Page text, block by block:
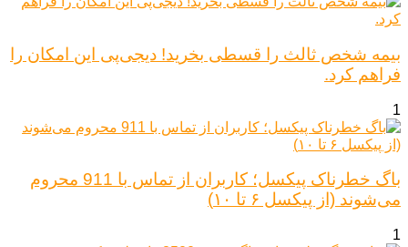
بیمه شخص ثالث را قسطی بخرید! دیجی‌پی این امکان را
فراهم کرد.
1
باگ خطرناک پیکسل؛ کاربران از تماس با 911 محروم
می‌شوند (از پیکسل ۶ تا ۱۰)
1